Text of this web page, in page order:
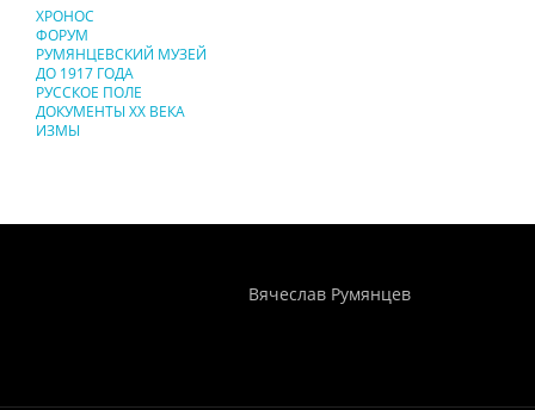
ХРОНОС
ФОРУМ
РУМЯНЦЕВСКИЙ МУЗЕЙ
ДО 1917 ГОДА
РУССКОЕ ПОЛЕ
ДОКУМЕНТЫ XX ВЕКА
ИЗМЫ
Вячеслав Румянцев